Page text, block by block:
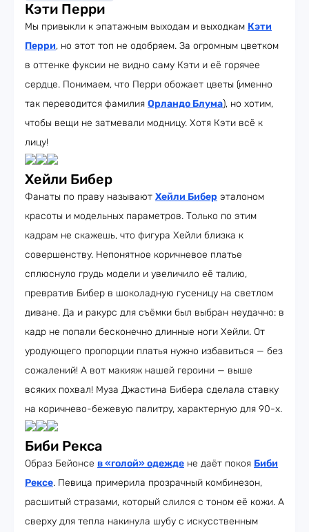
Кэти Перри
Мы привыкли к эпатажным выходам и выходкам Кэти
Перри, но этот топ не одобряем. За огромным цветком
в оттенке фуксии не видно саму Кэти и её горячее
сердце. Понимаем, что Перри обожает цветы (именно
так переводится фамилия Орландо Блума), но хотим,
чтобы вещи не затмевали модницу. Хотя Кэти всё к
лицу!
Хейли Бибер
Фанаты по праву называют Хейли Бибер эталоном
красоты и модельных параметров. Только по этим
кадрам не скажешь, что фигура Хейли близка к
совершенству. Непонятное коричневое платье
сплюснуло грудь модели и увеличило её талию,
превратив Бибер в шоколадную гусеницу на светлом
диване. Да и ракурс для съёмки был выбран неудачно: в
кадр не попали бесконечно длинные ноги Хейли. От
уродующего пропорции платья нужно избавиться — без
сожалений! А вот макияж нашей героини — выше
всяких похвал! Муза Джастина Бибера сделала ставку
на коричнево-бежевую палитру, характерную для 90-х.
Биби Рекса
Образ Бейонсе в «голой» одежде не даёт покоя Биби
Рексе. Певица примерила прозрачный комбинезон,
расшитый стразами, который слился с тоном её кожи. А
сверху для тепла накинула шубу с искусственным